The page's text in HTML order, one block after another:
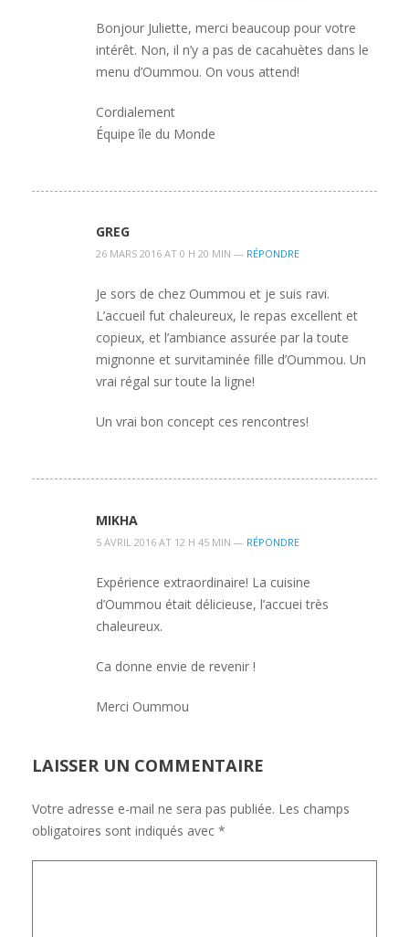
Bonjour Juliette, merci beaucoup pour votre
intérêt. Non, il n’y a pas de cacahuètes dans le
menu d’Oummou. On vous attend!
Cordialement
Équipe île du Monde
GREG
26 MARS 2016 AT 0 H 20 MIN — RÉPONDRE
Je sors de chez Oummou et je suis ravi.
L’accueil fut chaleureux, le repas excellent et
copieux, et l’ambiance assurée par la toute
mignonne et survitaminée fille d’Oummou. Un
vrai régal sur toute la ligne!
Un vrai bon concept ces rencontres!
MIKHA
5 AVRIL 2016 AT 12 H 45 MIN — RÉPONDRE
Expérience extraordinaire! La cuisine
d’Oummou était délicieuse, l’accuei très
chaleureux.
Ca donne envie de revenir !
Merci Oummou
LAISSER UN COMMENTAIRE
Votre adresse e-mail ne sera pas publiée. Les champs
obligatoires sont indiqués avec *